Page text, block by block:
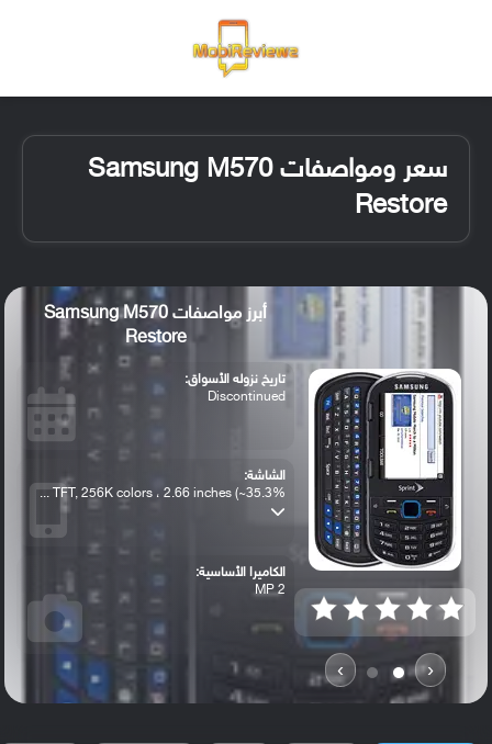
سعر ومواصفات Samsung M570
Restore
‹
›
أبرز مواصفات Samsung M570
Restore
تاريخ نزوله الأسواق:
Discontinued
الشاشة:
TFT, 256K colors ، 2.66 inches (~35.3% ...
الكاميرا الأساسية:
2 MP